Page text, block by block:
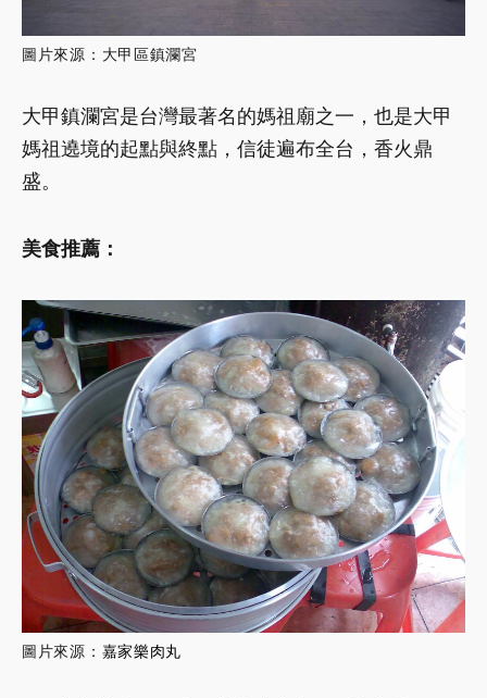
圖片來源：大甲區鎮瀾宮
大甲鎮瀾宮是台灣最著名的媽祖廟之一，也是大甲
媽祖遶境的起點與終點，信徒遍布全台，香火鼎
盛。
美食推薦：
圖片來源： 嘉家樂肉丸